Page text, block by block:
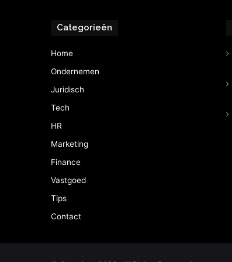
Categorieën
Home
Ondernemen
Juridisch
Tech
HR
Marketing
Finance
Vastgoed
Tips
Contact